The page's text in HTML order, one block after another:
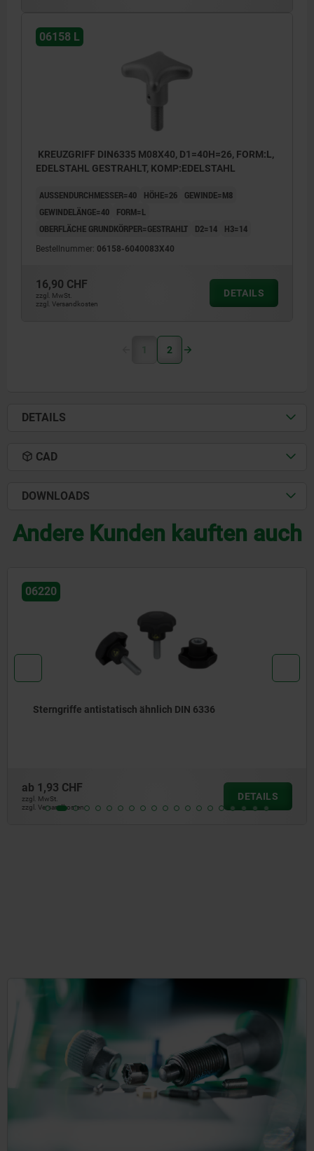
06158 L
KREUZGRIFF DIN6335 M08X40, D1=40H=26, FORM:L,
EDELSTAHL GESTRAHLT, KOMP:EDELSTAHL
AUSSENDURCHMESSER=40 HÖHE=26
GEWINDE=M8
GEWINDELÄNGE=40
FORM=L
OBERFLÄCHE GRUNDKÖRPER=GESTRAHLT
D2=14 H3=14
Bestellnummer: 06158-6040083X40
16,90 CHF
zzgl. MwSt.
zzgl. Versandkosten
DETAILS
1 2
DETAILS
CAD
DOWNLOADS
Andere Kunden kauften auch
06174
Kreuzgriffe Kunststoff metall-detektierbar mit
ab7,56 CHF
zzgl. MwSt.
zzgl. Versandkosten
DETAILS